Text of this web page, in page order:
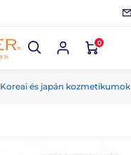
0
Koreai és japán kozmetikumok